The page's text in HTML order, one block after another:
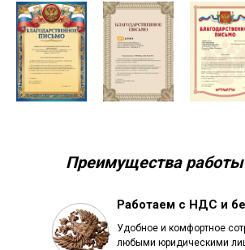
Преимущества
Работаем с НДС и
Удобное и комфортное
любыми юридическими